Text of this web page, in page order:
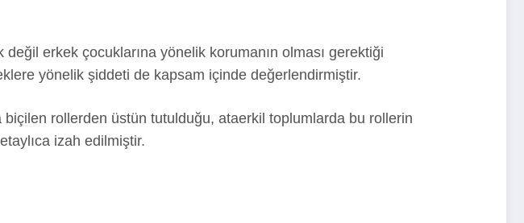
erkek çocuklarına yönelik korumanın olması gerektiği
yönelik şiddeti de kapsam içinde değerlendirmiştir.
rollerden üstün tutulduğu, ataerkil toplumlarda bu rollerin
izah edilmiştir.